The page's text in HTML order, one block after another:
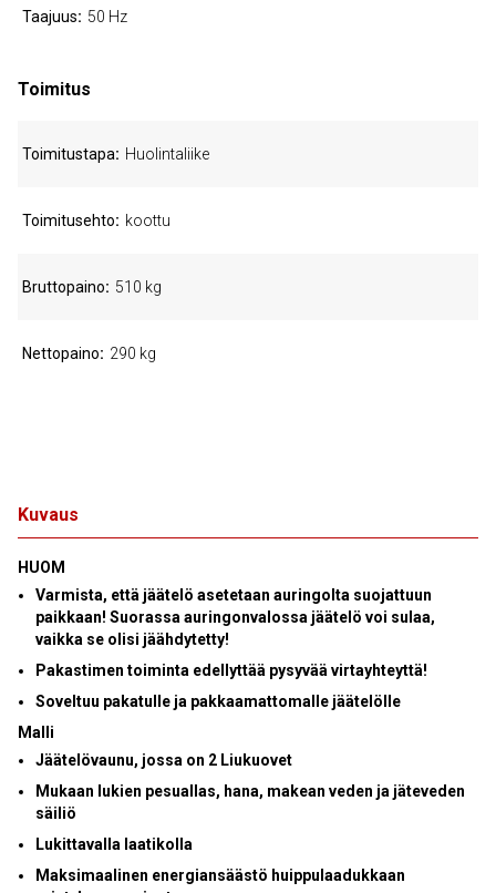
Kuvaus
HUOM
Varmista, että jäätelö asetetaan auringolta suojattuun
paikkaan! Suorassa auringonvalossa jäätelö voi sulaa,
vaikka se olisi jäähdytetty!
Pakastimen toiminta edellyttää pysyvää virtayhteyttä!
Soveltuu pakatulle ja pakkaamattomalle jäätelölle
Malli
Jäätelövaunu, jossa on 2 Liukuovet
Mukaan lukien pesuallas, hana, makean veden ja jäteveden
säiliö
Lukittavalla laatikolla
Maksimaalinen energiansäästö huippulaadukkaan
Taajuus 50 Hz
Toimitus
Toimitustapa Huolintaliike
Toimitusehto koottu
Bruttopaino 510 kg
Nettopaino 290 kg